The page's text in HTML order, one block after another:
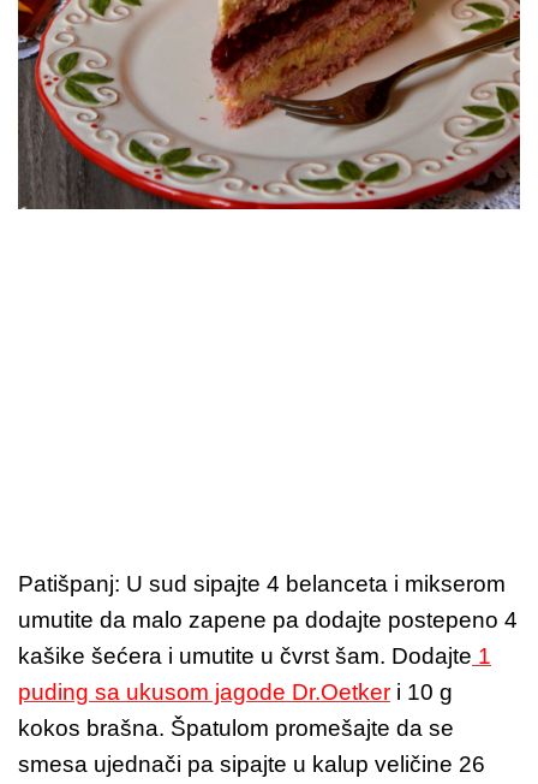
Patišpanj: U sud sipajte 4 belanceta i mikserom
umutite da malo zapene pa dodajte postepeno 4
kašike šećera i umutite u čvrst šam. Dodajte 1
puding sa ukusom jagode Dr.Oetker i 10 g
kokos brašna. Špatulom promešajte da se
smesa ujednači pa sipajte u kalup veličine 26